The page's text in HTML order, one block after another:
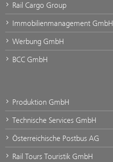
Rail Cargo Group
Immobilienmanagement GmbH
Werbung GmbH
BCC GmbH
Produktion GmbH
Technische Services GmbH
Österreichische Postbus AG
Rail Tours Touristik GmbH